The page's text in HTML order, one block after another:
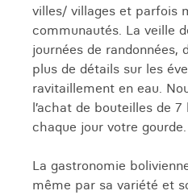
villes/ villages et parfois
communautés. La veille
journées de randonnées,
plus de détails sur les
ravitaillement en eau.
l’achat de bouteilles de
chaque jour votre gourde.
La gastronomie
même par sa variété et